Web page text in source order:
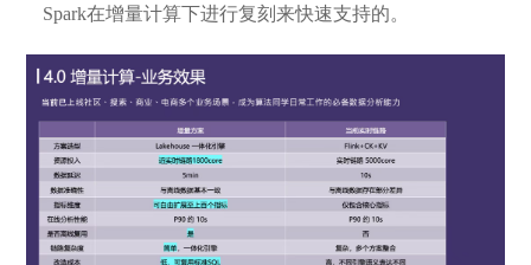
Spark在增量计算下进行复刻来快速支持的。